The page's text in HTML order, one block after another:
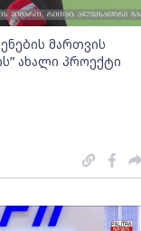
მართვის
ახალი პროექტი